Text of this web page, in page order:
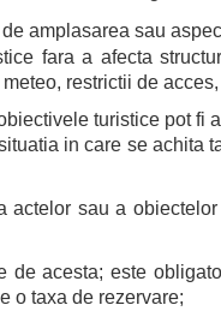
amplasarea sau
fara a afecta
restrictii de
turistice pot fi
in care se achita
sau a
acesta; este
o taxa de rezervare;